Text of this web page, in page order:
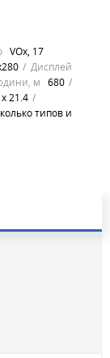
VOx, 17
Дисплей
м 680
21.4
типов и